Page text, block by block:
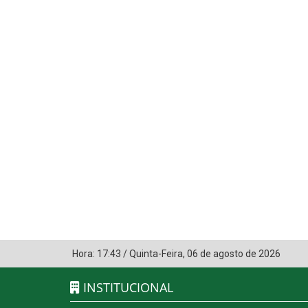
Hora: 17:43 /Quinta-Feira, 06 de agosto de 2026
INSTITUCIONAL